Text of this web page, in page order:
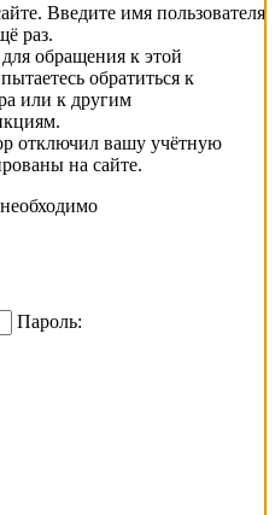
Введите имя пользователя
раз.
обращения к этой
обратиться к
или к другим
отключил вашу учётную
на сайте.
Пароль: